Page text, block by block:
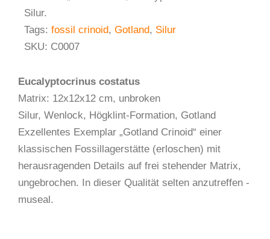
Silur.
Tags: fossil crinoid, Gotland, Silur
SKU: C0007
Eucalyptocrinus costatus
Matrix: 12x12x12 cm, unbroken
Silur, Wenlock, Högklint-Formation, Gotland
Exzellentes Exemplar „Gotland Crinoid“ einer
klassischen Fossillagerstätte (erloschen) mit
herausragenden Details auf frei stehender Matrix,
ungebrochen. In dieser Qualität selten anzutreffen -
museal.